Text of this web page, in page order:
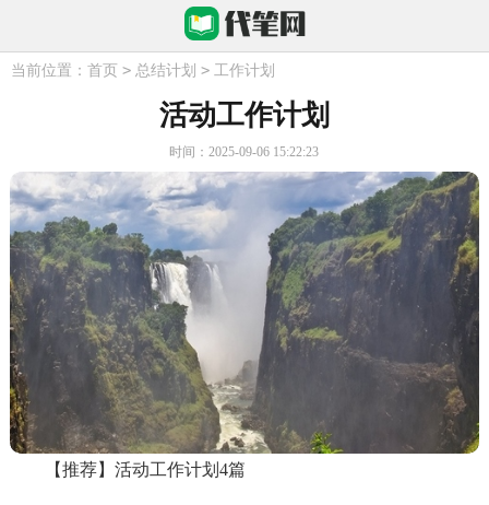
当前位置： 首页 > 总结计划 > 工作计划
活动工作计划
时间：2025-09-06 15:22:23
【推荐】活动工作计划4篇